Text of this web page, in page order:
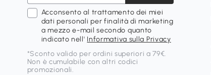
Acconsento al trattamento dei miei
dati personali per finalità di marketing
a mezzo e-mail secondo quanto
indicato nell' Informativa sulla Privacy
*Sconto valido per ordini superiori a 79€.
Non è cumulabile con altri codici
promozionali.